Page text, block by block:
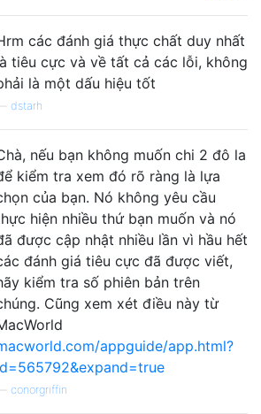
các đánh giá thực chất duy nhất
tiêu cực và về tất cả các lỗi, không
là một dấu hiệu tốt
dstarh
nếu bạn không muốn chi 2 đô la
kiểm tra xem đó rõ ràng là lựa
của bạn. Nó không yêu cầu
hiện nhiều thứ bạn muốn và nó
được cập nhật nhiều lần vì hầu hết
đánh giá tiêu cực đã được viết,
kiểm tra số phiên bản trên
Cũng xem xét điều này từ
appguide/app.html?
conorgriffin